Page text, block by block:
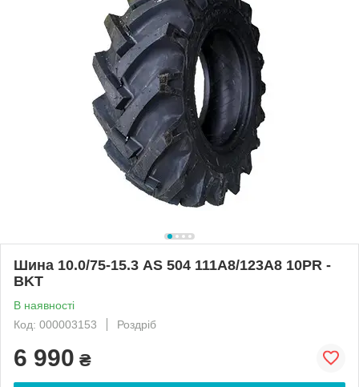
Шина 10.0/75-15.3 AS 504 111A8/123A8 10PR -
BKT
В наявності
Код: 000003153
Роздріб
6 990 ₴